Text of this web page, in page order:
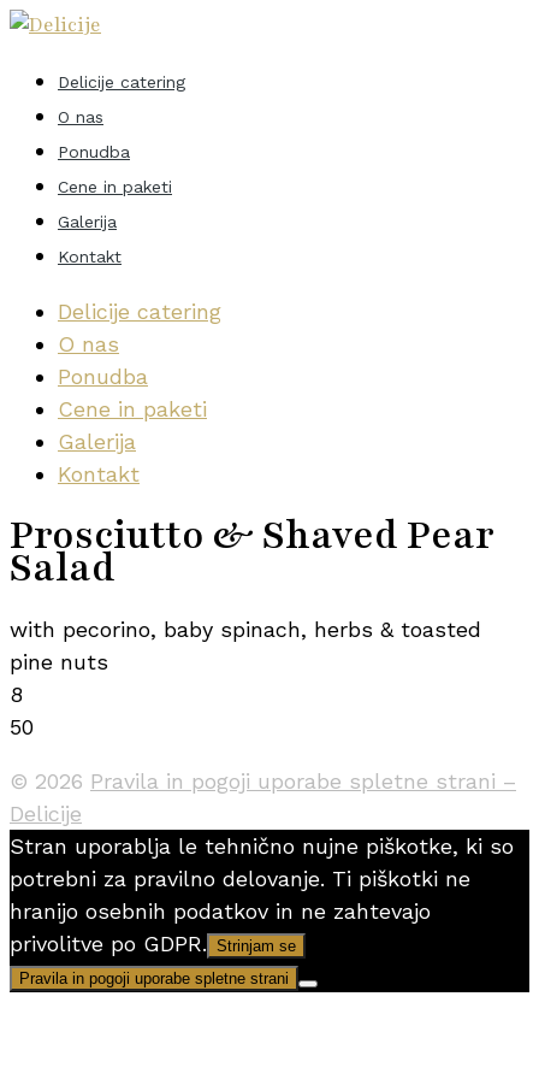
Delicije catering
O nas
Ponudba
Cene in paketi
Galerija
Kontakt
Delicije catering
O nas
Ponudba
Cene in paketi
Galerija
Kontakt
Prosciutto & Shaved Pear
Salad
with pecorino, baby spinach, herbs & toasted
pine nuts
8
50
© 2026 Pravila in pogoji uporabe spletne strani –
Delicije
Stran uporablja le tehnično nujne piškotke, ki so
potrebni za pravilno delovanje. Ti piškotki ne
hranijo osebnih podatkov in ne zahtevajo
privolitve po GDPR. Strinjam se
Pravila in pogoji uporabe spletne strani